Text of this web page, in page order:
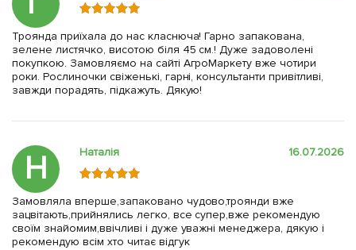
Троянда приїхала до нас класнюча! Гарно запакована,
зелене листячко, висотою біля 45 см.! Дуже задоволені
покупкою. Замовляємо на сайті АгроМаркету вже чотири
роки. Рослиночки свіженькі, гарні, консультанти привітливі,
завжди порадять, підкажуть. Дякую!
Н Наталія 16.07.2026
Замовляла вперше,запаковано чудово,троянди вже
зацвітають,прийнялись легко, все супер,вже рекомендую
своїм знайомим,ввічливі і дуже уважні менеджера, дякую і
рекомендую всім хто читає відгук